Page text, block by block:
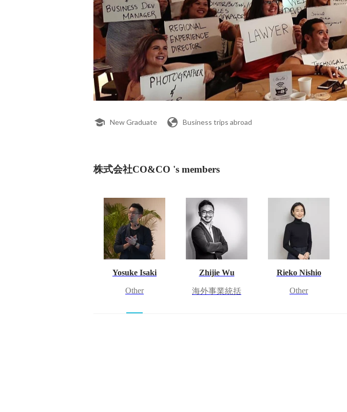
New Graduate Business trips abroad
株式会社CO&CO 's members
Yosuke Isaki
Other
Zhijie Wu
海外事業統括
Rieko Nishio
Other